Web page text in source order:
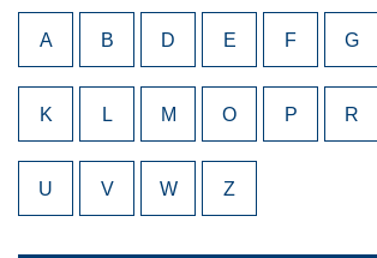
A B D E F G
K L M O P R
U V W Z